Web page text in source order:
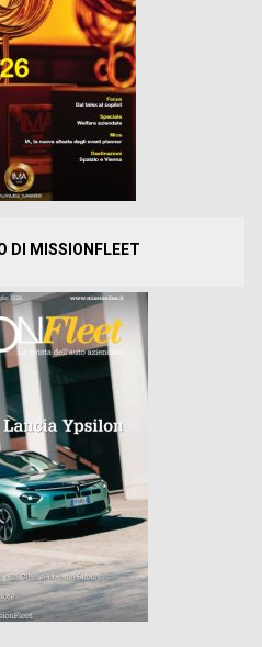
DI MISSIONFLEET